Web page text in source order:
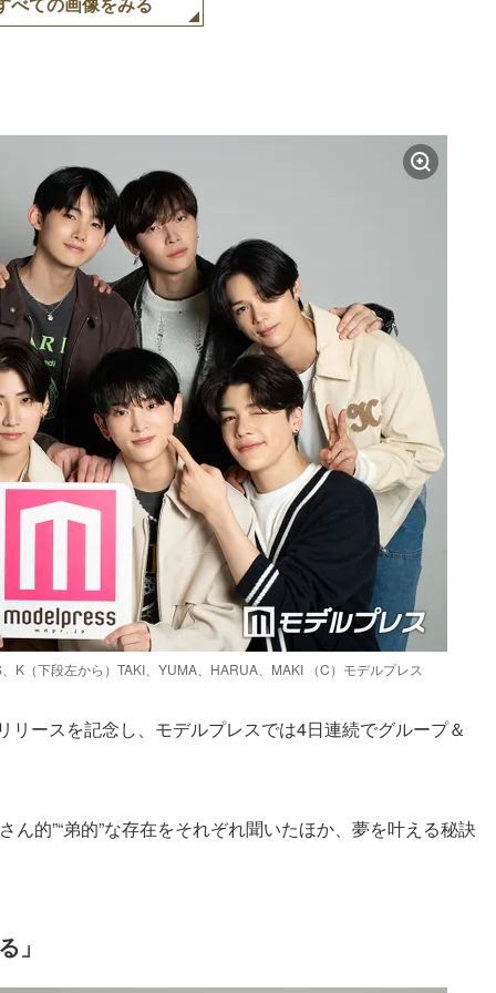
K（下段左から）TAKI、YUMA、HARUA、MAKI （C）モデルプレス
ースを記念し、モデルプレスでは4日連続でグループ＆
的”“弟的”な存在をそれぞれ聞いたほか、夢を叶える秘訣
」